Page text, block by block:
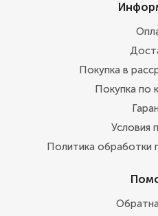
Покупка в
Покупка по
Условия
Политика обработки